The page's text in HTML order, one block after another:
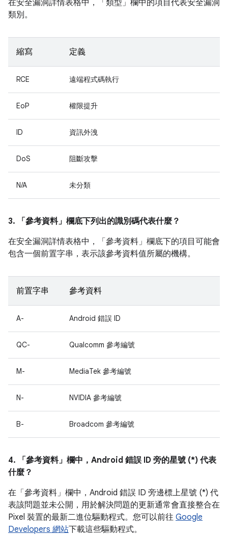
在安全漏洞詳情表格中，「類型」 欄中的項目代表安全漏洞
類別。
縮寫 定義
RCE 遠端程式碼執行
EoP 權限提升
ID 資訊外洩
DoS 阻斷攻擊
N/A 未分類
3. 「參考資料」 欄底下列出的識別碼代表什麼？
在安全漏洞詳情表格中，「參考資料」 欄底下的項目可能會
包含一個前置字串，表示該參考資料值所屬的機構。
前置字串 參考資料
A- Android 錯誤 ID
QC- Qualcomm 參考編號
M- MediaTek 參考編號
N- NVIDIA 參考編號
B- Broadcom 參考編號
4. 「參考資料」 欄中，Android 錯誤 ID 旁的星號 (*) 代表
什麼？
在「參考資料」 欄中，Android 錯誤 ID 旁邊標上星號 (*) 代
表該問題並未公開，用於解決問題的更新通常會直接整合在
Pixel 裝置的最新二進位驅動程式。您可以前往 Google
Developers 網站下載這些驅動程式。